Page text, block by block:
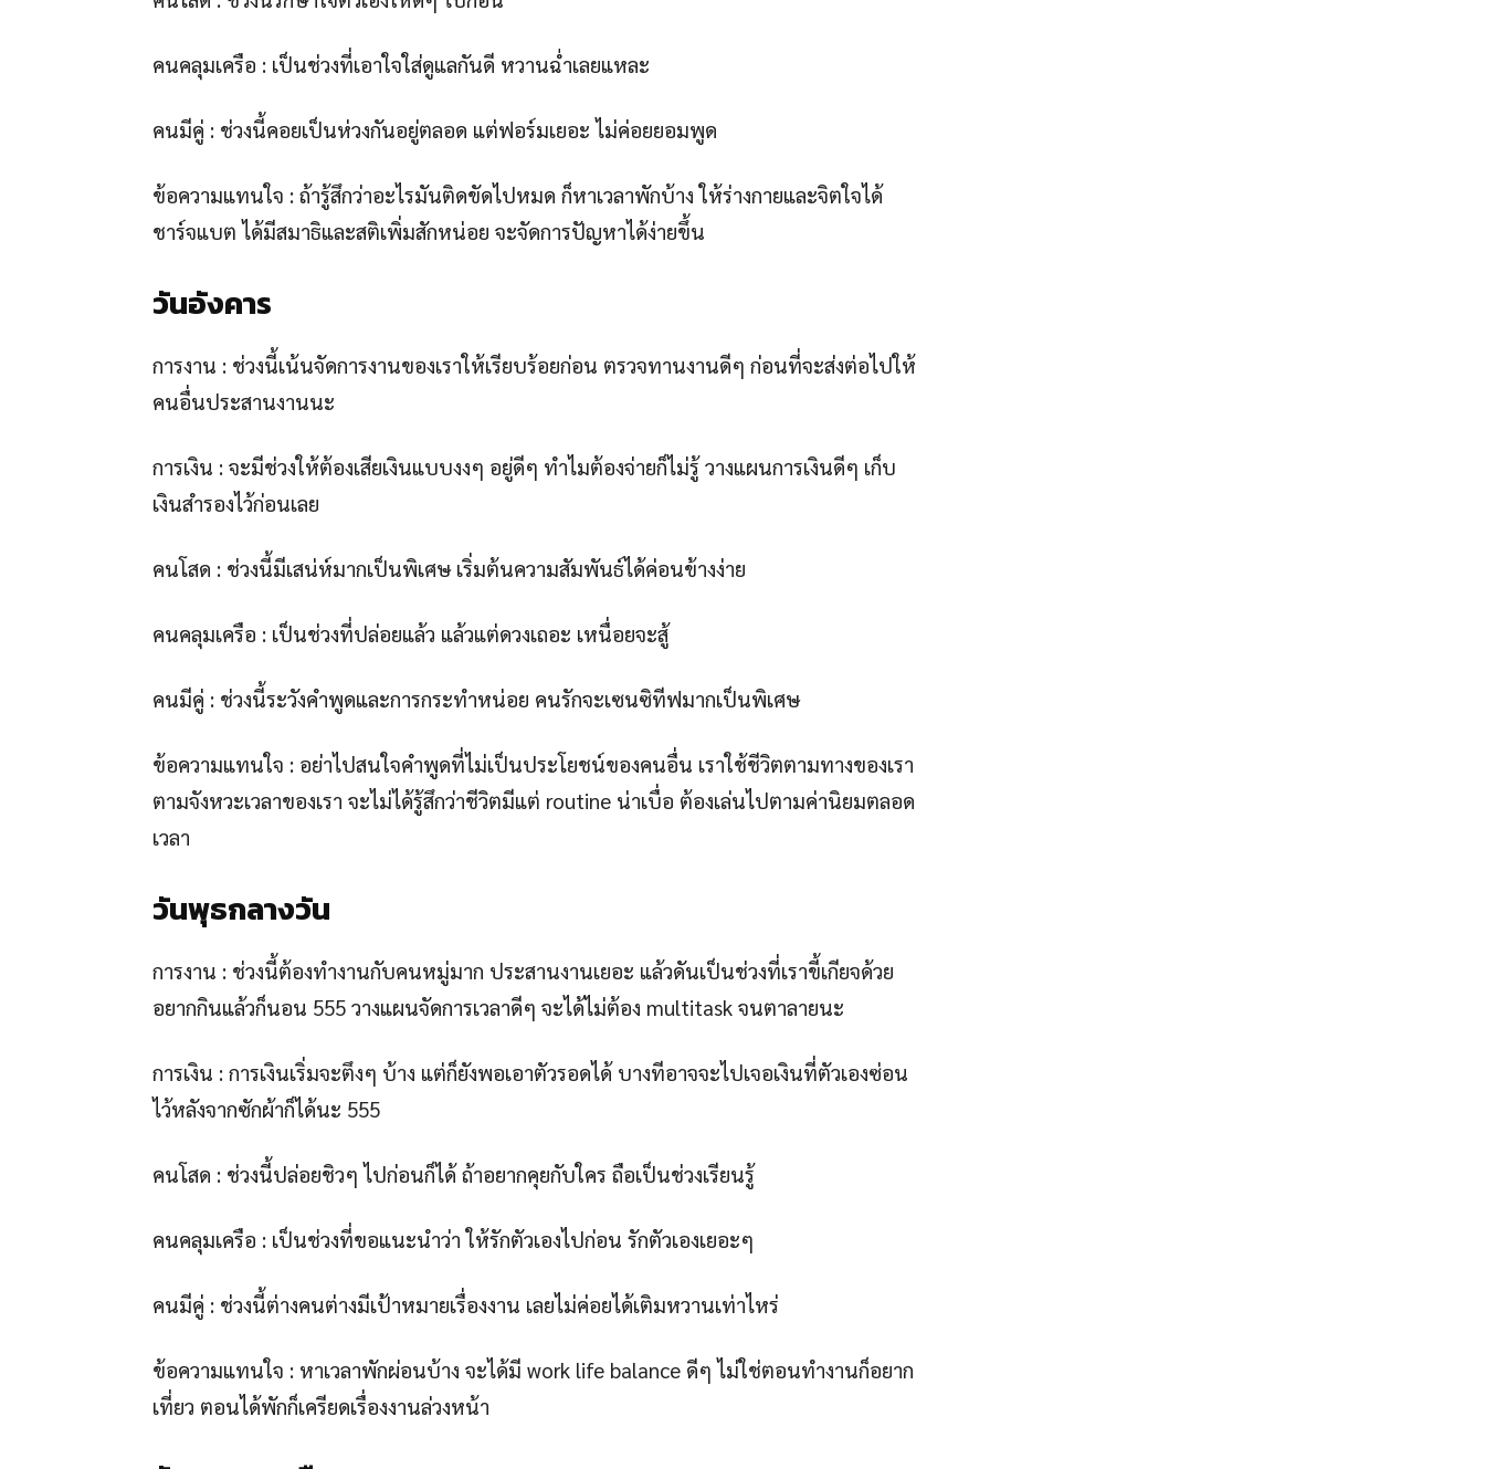
คนคลุมเครือ : เป็นช่วงที่เอาใจใส่ดูแลกันดี หวานฉ่ำเลยแหละ
คนมีคู่ : ช่วงนี้คอยเป็นห่วงกันอยู่ตลอด แต่ฟอร์มเยอะ ไม่ค่อยยอมพูด
ข้อความแทนใจ : ถ้ารู้สึกว่าอะไรมันติดขัดไปหมด ก็หาเวลาพักบ้าง ให้ร่างกายและจิตใจได้
ชาร์จแบต ได้มีสมาธิและสติเพิ่มสักหน่อย จะจัดการปัญหาได้ง่ายขึ้น
วันอังคาร
การงาน : ช่วงนี้เน้นจัดการงานของเราให้เรียบร้อยก่อน ตรวจทานงานดีๆ ก่อนที่จะส่งต่อไปให้
คนอื่นประสานงานนะ
การเงิน : จะมีช่วงให้ต้องเสียเงินแบบงงๆ อยู่ดีๆ ทำไมต้องจ่ายก็ไม่รู้ วางแผนการเงินดีๆ เก็บ
เงินสำรองไว้ก่อนเลย
คนโสด : ช่วงนี้มีเสน่ห์มากเป็นพิเศษ เริ่มต้นความสัมพันธ์ได้ค่อนข้างง่าย
คนคลุมเครือ : เป็นช่วงที่ปล่อยแล้ว แล้วแต่ดวงเถอะ เหนื่อยจะสู้
คนมีคู่ : ช่วงนี้ระวังคำพูดและการกระทำหน่อย คนรักจะเซนซิทีฟมากเป็นพิเศษ
ข้อความแทนใจ : อย่าไปสนใจคำพูดที่ไม่เป็นประโยชน์ของคนอื่น เราใช้ชีวิตตามทางของเรา
ตามจังหวะเวลาของเรา จะไม่ได้รู้สึกว่าชีวิตมีแต่ routine น่าเบื่อ ต้องเล่นไปตามค่านิยมตลอด
เวลา
วันพุธกลางวัน
การงาน : ช่วงนี้ต้องทำงานกับคนหมู่มาก ประสานงานเยอะ แล้วดันเป็นช่วงที่เราขี้เกียจด้วย
อยากกินแล้วก็นอน 555 วางแผนจัดการเวลาดีๆ จะได้ไม่ต้อง multitask จนตาลายนะ
การเงิน : การเงินเริ่มจะตึงๆ บ้าง แต่ก็ยังพอเอาตัวรอดได้ บางทีอาจจะไปเจอเงินที่ตัวเองซ่อน
ไว้หลังจากซักผ้าก็ได้นะ 555
คนโสด : ช่วงนี้ปล่อยชิวๆ ไปก่อนก็ได้ ถ้าอยากคุยกับใคร ถือเป็นช่วงเรียนรู้
คนคลุมเครือ : เป็นช่วงที่ขอแนะนำว่า ให้รักตัวเองไปก่อน รักตัวเองเยอะๆ
คนมีคู่ : ช่วงนี้ต่างคนต่างมีเป้าหมายเรื่องงาน เลยไม่ค่อยได้เติมหวานเท่าไหร่
ข้อความแทนใจ : หาเวลาพักผ่อนบ้าง จะได้มี work life balance ดีๆ ไม่ใช่ตอนทำงานก็อยาก
เที่ยว ตอนได้พักก็เครียดเรื่องงานล่วงหน้า